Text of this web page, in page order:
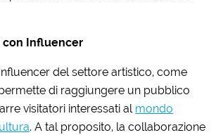
con Influencer
del settore artistico, come
di raggiungere un pubblico
visitatori interessati al mondo
. A tal proposito, la collaborazione